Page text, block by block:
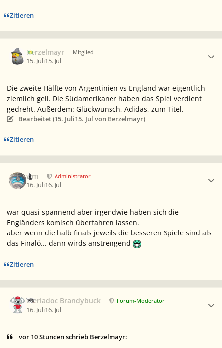
Zitieren
Berzelmayr Mitglied
15. Juli15. Jul
Die zweite Hälfte von Argentinien vs England war eigentlich
ziemlich geil. Die Südamerikaner haben das Spiel verdient
gedreht. Außerdem: Glückwunsch, Adidas, zum Titel.
Bearbeitet (15. Juli15. Jul von Berzelmayr)
Zitieren
wm Administrator
16. Juli16. Jul
war quasi spannend aber irgendwie haben sich die
Engländers komisch überfahren lassen.
aber wenn die halb finals jeweils die besseren Spiele sind als
das Finalö... dann wirds anstrengend
Zitieren
Meriadoc Brandybuck Forum-Moderator
16. Juli16. Jul
vor 10 Stunden schrieb Berzelmayr: